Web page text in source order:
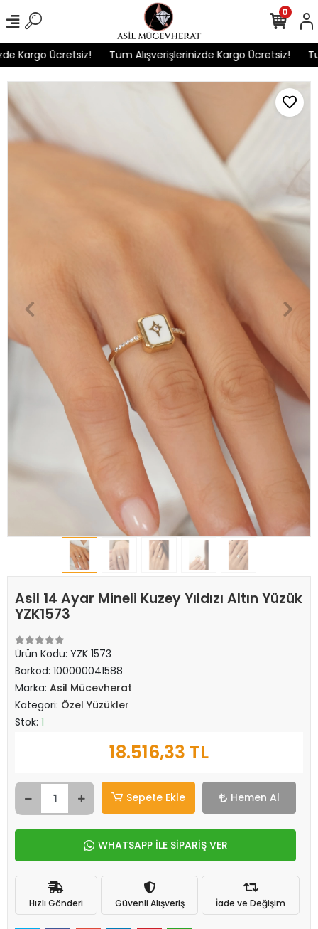
Kargo Ücretsiz! Tüm Alışverişlerinizde Kargo Ücretsiz!
0
Asil 14 Ayar Mineli Kuzey Yıldızı Altın Yüzük
YZK1573
Ürün Kodu: YZK 1573
Barkod: 100000041588
Marka: Asil Mücevherat
Kategori: Özel Yüzükler
Stok: 1
18.516,33 TL
Sepete Ekle Hemen Al
WHATSAPP İLE SİPARİŞ VER
Hızlı Gönderi Güvenli Alışveriş İade ve Değişim